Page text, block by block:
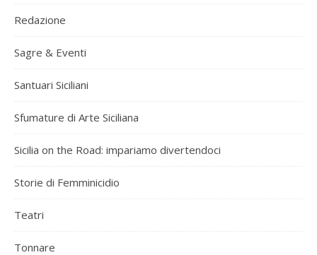
Redazione
Sagre & Eventi
Santuari Siciliani
Sfumature di Arte Siciliana
Sicilia on the Road: impariamo divertendoci
Storie di Femminicidio
Teatri
Tonnare